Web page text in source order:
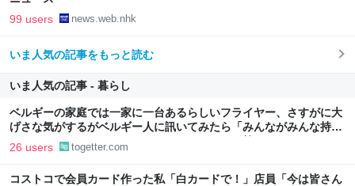
99 users news.web.nhk
いま人気の記事をもっと読む
いま人気の記事 - 暮らし
ベルギーの家庭では一家に一台あるらしいフライヤー、さすがに大
げさな気がするがベルギー人に訊いてみたら「みんながみんな持っ
てるわけやないで。うちにはあるけどな」とか答えるんだろうな
26 users togetter.com
コストコで会員カード作った私「白カードで！」店員「今は皆さん